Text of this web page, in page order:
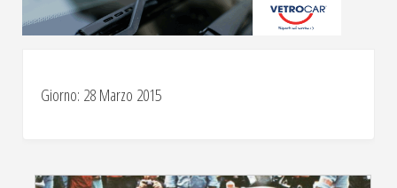
Giorno: 28 Marzo 2015